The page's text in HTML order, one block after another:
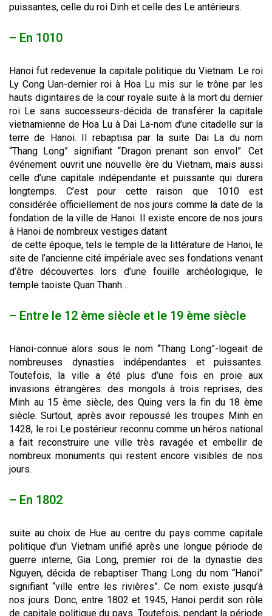
puissantes, celle du roi Dinh et celle des Le antérieurs.
– En 1010
Hanoi fut redevenue la capitale politique du Vietnam. Le roi
Ly Cong Uan-dernier roi à Hoa Lu mis sur le trône par les
hauts digintaires de la cour royale suite à la mort du dernier
roi Le sans successeurs-décida de transférer la capitale
vietnamienne de Hoa Lu à Dai La-nom d’une citadelle sur la
terre de Hanoi. Il rebaptisa par la suite Dai La du nom
“Thang Long” signifiant “Dragon prenant son envol”. Cet
événement ouvrit une nouvelle ère du Vietnam, mais aussi
celle d’une capitale indépendante et puissante qui durera
longtemps. C’est pour cette raison que 1010 est
considérée officiellement de nos jours comme la date de la
fondation de la ville de Hanoi. Il existe encore de nos jours
à Hanoi de nombreux vestiges datant
de cette époque, tels le temple de la littérature de Hanoi, le
site de l’ancienne cité impériale avec ses fondations venant
d’être découvertes lors d’une fouille archéologique, le
temple taoiste Quan Thanh…
– Entre le 12 ème siècle et le 19 ème siècle
Hanoi-connue alors sous le nom “Thang Long”-logeait de
nombreuses dynasties indépendantes et puissantes.
Toutefois, la ville a été plus d’une fois en proie aux
invasions étrangères: des mongols à trois reprises, des
Minh au 15 ème siècle, des Quing vers la fin du 18 ème
siècle. Surtout, après avoir repoussé les troupes Minh en
1428, le roi Le postérieur reconnu comme un héros national
a fait reconstruire une ville très ravagée et embellir de
nombreux monuments qui restent encore visibles de nos
jours.
– En 1802
suite au choix de Hue au centre du pays comme capitale
politique d’un Vietnam unifié après une longue période de
guerre interne, Gia Long, premier roi de la dynastie des
Nguyen, décida de rebaptiser Thang Long du nom “Hanoi”
signifiant “ville entre les rivières”. Ce nom existe jusqu’à
nos jours. Donc, entre 1802 et 1945, Hanoi perdit son rôle
de capitale politique du pays. Toutefois, pendant la période